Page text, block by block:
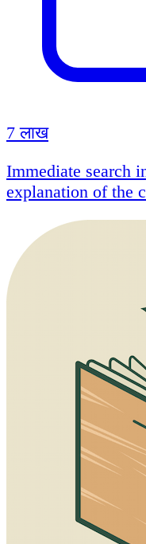
7 लाख
Immediate search
explanation of the